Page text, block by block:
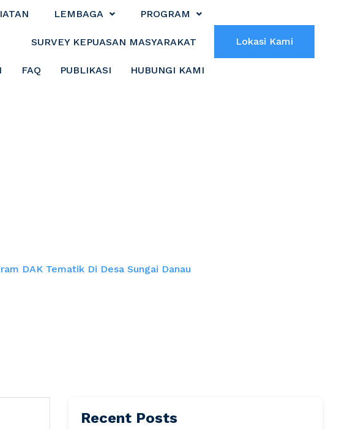
LEMBAGA PROGRAM
SURVEY KEPUASAN MASYARAKAT
FAQ PUBLIKASI HUBUNGI KAMI
Lokasi Kami
DAK Tematik Di Desa Sungai Danau
Recent Posts